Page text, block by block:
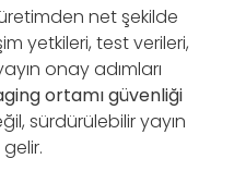
net şekilde
yetkileri, test verileri,
onay adımları
ortamı güvenliği
sürdürülebilir yayın